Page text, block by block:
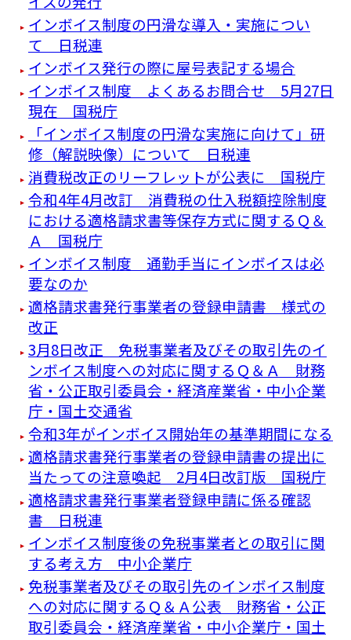
インボイス制度の円滑な導入・実施につい
て 日税連
インボイス発行の際に屋号表記する場合
インボイス制度 よくあるお問合せ 5月27日
現在 国税庁
「インボイス制度の円滑な実施に向けて」研
修（解説映像）について 日税連
消費税改正のリーフレットが公表に 国税庁
令和4年4月改訂 消費税の仕入税額控除制度
における適格請求書等保存方式に関するＱ＆
Ａ 国税庁
インボイス制度 通勤手当にインボイスは必
要なのか
適格請求書発行事業者の登録申請書 様式の
改正
3月8日改正 免税事業者及びその取引先のイ
ンボイス制度への対応に関するＱ＆Ａ 財務
省・公正取引委員会・経済産業省・中小企業
庁・国土交通省
令和3年がインボイス開始年の基準期間になる
適格請求書発行事業者の登録申請書の提出に
当たっての注意喚起 2月4日改訂版 国税庁
適格請求書発行事業者登録申請に係る確認
書 日税連
インボイス制度後の免税事業者との取引に関
する考え方 中小企業庁
免税事業者及びその取引先のインボイス制度
への対応に関するＱ＆Ａ公表 財務省・公正
取引委員会・経済産業省・中小企業庁・国土